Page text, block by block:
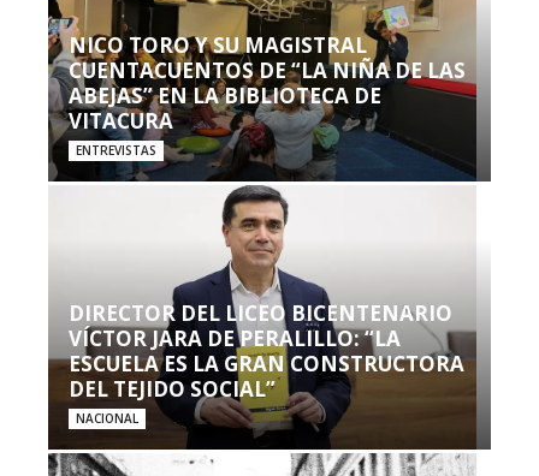
NICO TORO Y SU MAGISTRAL
CUENTACUENTOS DE “LA NIÑA DE LAS
ABEJAS” EN LA BIBLIOTECA DE
VITACURA
ENTREVISTAS
DIRECTOR DEL LICEO BICENTENARIO
VÍCTOR JARA DE PERALILLO: “LA
ESCUELA ES LA GRAN CONSTRUCTORA
DEL TEJIDO SOCIAL”
NACIONAL